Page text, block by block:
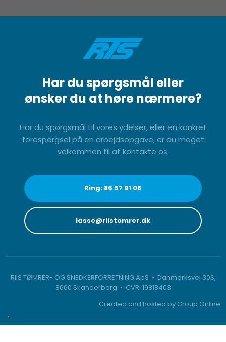
Har du spørgsmål eller
​ønsker du at høre nærmere?
​Har du spørgsmål til vores ydelser, eller en konkret
forespørgsel på en arbejdsopgave, er du meget
velkommen til at kontakte os.
Ring: 86 57 91 08
lasse@riistomrer.dk
RIIS TØMRER- OG SNEDKERFORRETNING ApS • Danmarksvej 30S,
8660 Skanderborg • CVR: 19818403
Created and hosted by Group Online